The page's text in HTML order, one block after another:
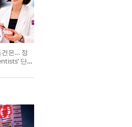
건은… 정
단독